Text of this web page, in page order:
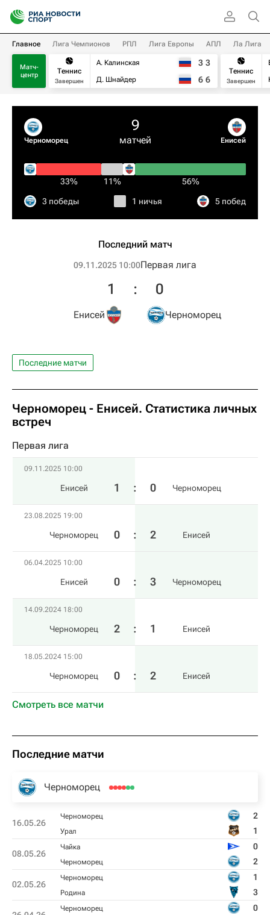
Главное Лига Чемпионов РПЛ Лига Европы АПЛ Ла Лига
Матч-
центр
Теннис
Завершен
А. Калинская
Д. Шнайдер
3 3
6 6
Теннис
Завершен
Черноморец
9
матчей Енисей
33% 11% 56%
3 победы 1 ничья 5 побед
Последний матч
09.11.2025 10:00Первая лига
Енисей
1 : 0
Черноморец
Последние матчи
Черноморец - Енисей. Статистика личных
встреч
Первая лига
09.11.2025 10:00
Енисей 1 : 0 Черноморец
23.08.2025 19:00
Черноморец 0 : 2 Енисей
06.04.2025 10:00
Енисей 0 : 3 Черноморец
14.09.2024 18:00
Черноморец 2 : 1 Енисей
18.05.2024 15:00
Черноморец 0 : 2 Енисей
Смотреть все матчи
Последние матчи
Черноморец
16.05.26
Черноморец 2
Урал 1
08.05.26
Чайка 0
Черноморец 2
02.05.26
Черноморец 1
Родина 3
Черноморец 0